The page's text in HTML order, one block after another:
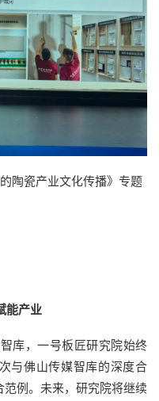
陶瓷产业文化传播》专题
能产业
库，一号板匠研究院始终
与佛山传媒智库的深度合
范例。未来，研究院将继续